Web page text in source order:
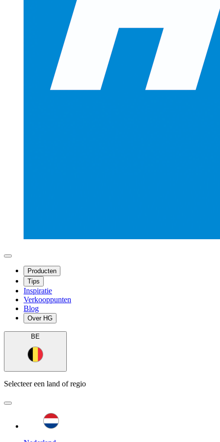
Producten
Tips
Inspiratie
Verkooppunten
Blog
Over HG
BE
Selecteer een land of regio